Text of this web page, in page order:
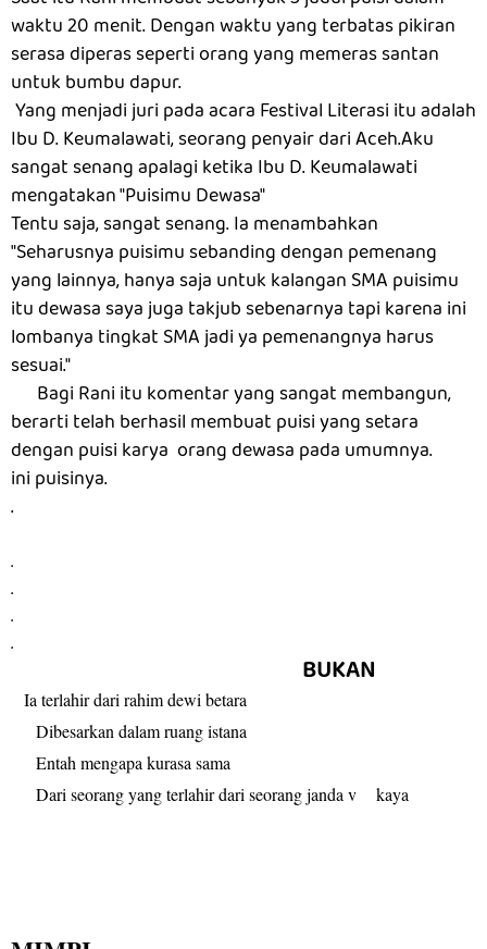
waktu 20 menit. Dengan waktu yang terbatas pikiran
serasa diperas seperti orang yang memeras santan
untuk bumbu dapur.
Yang menjadi juri pada acara Festival Literasi itu adalah
Ibu D. Keumalawati, seorang penyair dari Aceh.Aku
sangat senang apalagi ketika Ibu D. Keumalawati
mengatakan "Puisimu Dewasa"
Tentu saja, sangat senang. Ia menambahkan
"Seharusnya puisimu sebanding dengan pemenang
yang lainnya, hanya saja untuk kalangan SMA puisimu
itu dewasa saya juga takjub sebenarnya tapi karena ini
lombanya tingkat SMA jadi ya pemenangnya harus
sesuai."
Bagi Rani itu komentar yang sangat membangun,
berarti telah berhasil membuat puisi yang setara
dengan puisi karya orang dewasa pada umumnya.
ini puisinya.
.
.
.
.
.
BUKAN
Ia terlahir dari rahim dewi betara
Dibesarkan dalam ruang istana
Entah mengapa kurasa sama
Dari seorang yang terlahir dari seorang janda v kaya